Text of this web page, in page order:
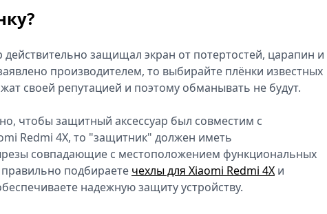
защищал экран от потертостей, царапин и
производителем, то выбирайте плёнки известных
своей репутацией и поэтому обманывать не будут.
чтобы защитный аксессуар был совместим с
Redmi 4X, то "защитник" должен иметь
совпадающие с местоположением функциональных
подбираете чехлы для Xiaomi Redmi 4X и
надежную защиту устройству.